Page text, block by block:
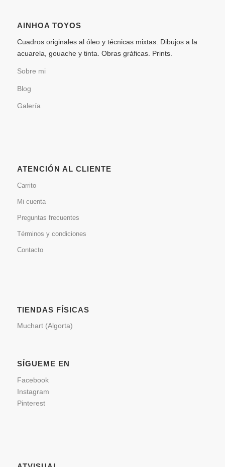
AINHOA TOYOS
Cuadros originales al óleo y técnicas mixtas. Dibujos a la
acuarela, gouache y tinta. Obras gráficas. Prints.
Sobre mi
Blog
Galería
ATENCIÓN AL CLIENTE
Carrito
Mi cuenta
Preguntas frecuentes
Términos y condiciones
Contacto
TIENDAS FÍSICAS
Muchart (Algorta)
SÍGUEME EN
Facebook
Instagram
Pinterest